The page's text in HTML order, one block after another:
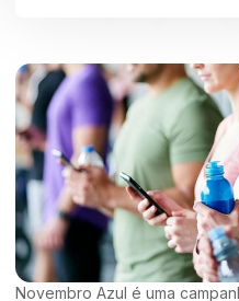
Novembro Azul é uma